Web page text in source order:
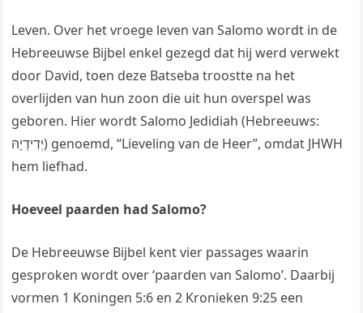
Leven. Over het vroege leven van Salomo wordt in de
Hebreeuwse Bijbel enkel gezegd dat hij werd verwekt
door David, toen deze Batseba troostte na het
overlijden van hun zoon die uit hun overspel was
geboren. Hier wordt Salomo Jedidiah (Hebreeuws:
יְדִידְיָהּ) genoemd, “Lieveling van de Heer”, omdat JHWH
hem liefhad.
Hoeveel paarden had Salomo?
De Hebreeuwse Bijbel kent vier passages waarin
gesproken wordt over ‘paarden van Salomo’. Daarbij
vormen 1 Koningen 5:6 en 2 Kronieken 9:25 een